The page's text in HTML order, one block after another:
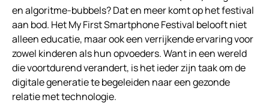
en algoritme-bubbels? Dat en meer komt op het festival
aan bod. Het My First Smartphone Festival belooft niet
alleen educatie, maar ook een verrijkende ervaring voor
zowel kinderen als hun opvoeders. Want in een wereld
die voortdurend verandert, is het ieder zijn taak om de
digitale generatie te begeleiden naar een gezonde
relatie met technologie.